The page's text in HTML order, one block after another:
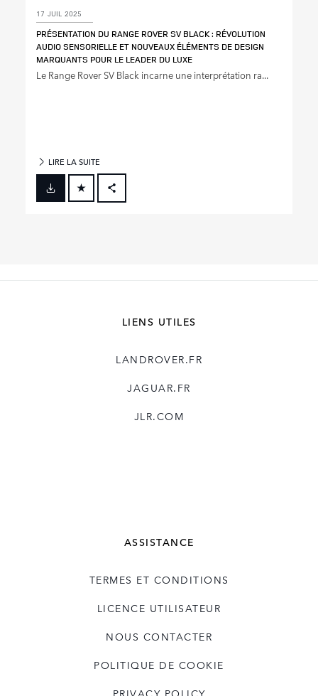
17 JUIL 2025
PRÉSENTATION DU RANGE ROVER SV BLACK : RÉVOLUTION
AUDIO SENSORIELLE ET NOUVEAUX ÉLÉMENTS DE DESIGN
MARQUANTS POUR LE LEADER DU LUXE
Le Range Rover SV Black incarne une interprétation ra...
LIRE LA SUITE
FACEBOOK
LIENS UTILES
LANDROVER.FR
JAGUAR.FR
JLR.COM
ASSISTANCE
TERMES ET CONDITIONS
LICENCE UTILISATEUR
NOUS CONTACTER
POLITIQUE DE COOKIE